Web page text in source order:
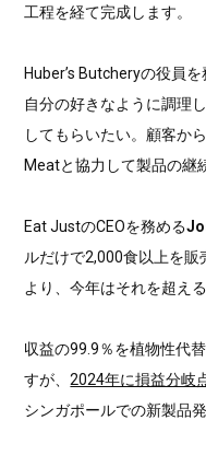
工程を経て完成します。
Huber’s Butcheryの役員
自分の好きなように調理
してもらいたい。顧客か
Meatと協力して製品の継
Eat JustのCEOを務める
ルだけで2,000食以上を販
より、今年はそれを超え
収益の99.9％を植物性代
すが、2024年に損益分岐
シンガポールでの新製品